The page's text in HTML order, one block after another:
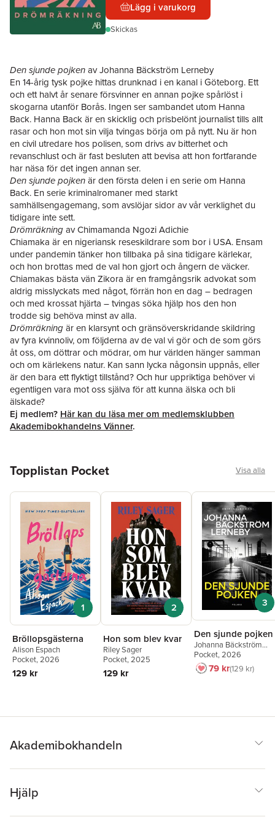
Lägg i varukorg
Skickas
Den sjunde pojkenav Johanna Bäckström Lerneby
En 14-årig tysk pojke hittas drunknad i en kanal i Göteborg. Ett
och ett halvt år senare försvinner en annan pojke spårlöst i
skogarna utanför Borås. Ingen ser sambandet utom Hanna
Back. Hanna Back är en skicklig och prisbelönt journalist tills allt
rasar och hon mot sin vilja tvingas börja om på nytt. Nu är hon
en civil utredare hos polisen, som drivs av bitterhet och
revanschlust och är fast besluten att bevisa att hon fortfarande
har näsa för det ingen annan ser.
Den sjunde pojkenär den första delen i en serie om Hanna
Back. En serie kriminalromaner med starkt
samhällsengagemang, som avslöjar sidor av vår verklighet du
tidigare inte sett.
Drömräkningav Chimamanda Ngozi Adichie
Chiamaka är en nigeriansk reseskildrare som bor i USA. Ensam
under pandemin tänker hon tillbaka på sina tidigare kärlekar,
och hon brottas med de val hon gjort och ångern de väcker.
Chiamakas bästa vän Zikora är en framgångsrik advokat som
aldrig misslyckats med något, förrän hon en dag – bedragen
och med krossat hjärta – tvingas söka hjälp hos den hon
trodde sig behöva minst av alla.
Drömräkningär en klarsynt och gränsöverskridande skildring
av fyra kvinnoliv, om följderna av de val vi gör och de som görs
åt oss, om döttrar och mödrar, om hur världen hänger samman
och om kärlekens natur. Kan sann lycka någonsin uppnås, eller
är den bara ett flyktigt tillstånd? Och hur uppriktiga behöver vi
egentligen vara mot oss själva för att kunna älska och bli
älskade?
Ej medlem? Här kan du läsa mer om medlemsklubben
Akademibokhandelns Vänner.
Topplistan Pocket Visa alla
1
Bröllopsgästerna
Alison Espach
Pocket, 2026
129 kr
2
Hon som blev kvar
Riley Sager
Pocket, 2025
129 kr
3
Den sjunde pojken
Johanna Bäckström
Lerneby
Pocket, 2026
79 kr129 kr
Akademibokhandeln
Hjälp